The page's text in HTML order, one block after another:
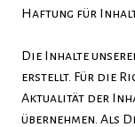
Haftung für
Die Inhalte
erstellt. Für die
Aktualität der
übernehmen. Als